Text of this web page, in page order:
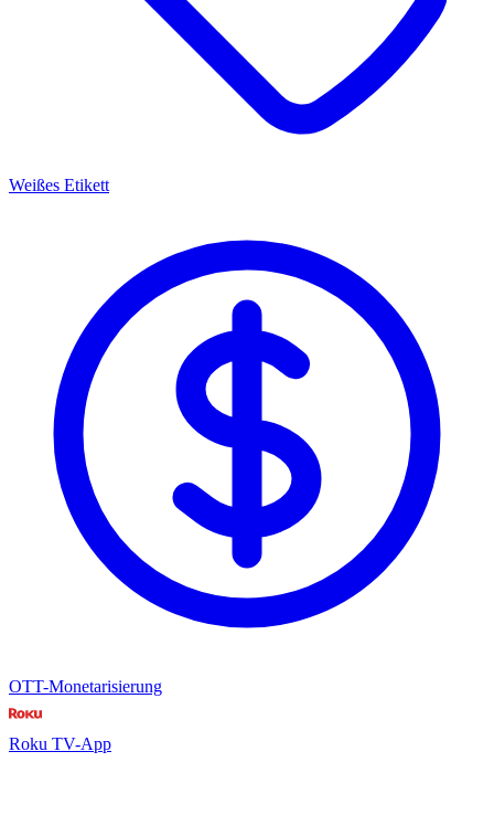
Weißes Etikett
OTT-Monetarisierung
Roku TV-App